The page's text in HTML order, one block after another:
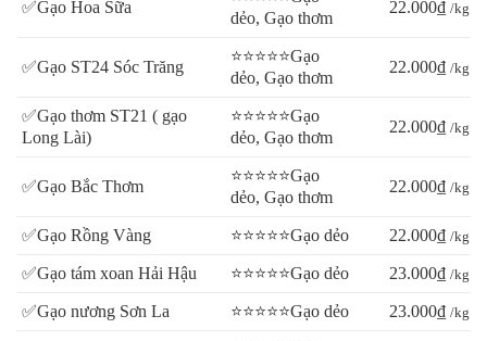
✅Gạo Hoa Sữa
dẻo, Gạo thơm
22.000₫ /kg
✅Gạo ST24 Sóc Trăng
⭐⭐⭐⭐⭐Gạo
dẻo, Gạo thơm
22.000₫ /kg
✅Gạo thơm ST21 ( gạo
Long Lài)
⭐⭐⭐⭐⭐Gạo
dẻo, Gạo thơm
22.000₫ /kg
✅Gạo Bắc Thơm
⭐⭐⭐⭐⭐Gạo
dẻo, Gạo thơm
22.000₫ /kg
✅Gạo Rồng Vàng ⭐⭐⭐⭐⭐Gạo dẻo 22.000₫ /kg
✅Gạo tám xoan Hải Hậu ⭐⭐⭐⭐⭐Gạo dẻo 23.000₫ /kg
✅Gạo nương Sơn La ⭐⭐⭐⭐⭐Gạo dẻo 23.000₫ /kg